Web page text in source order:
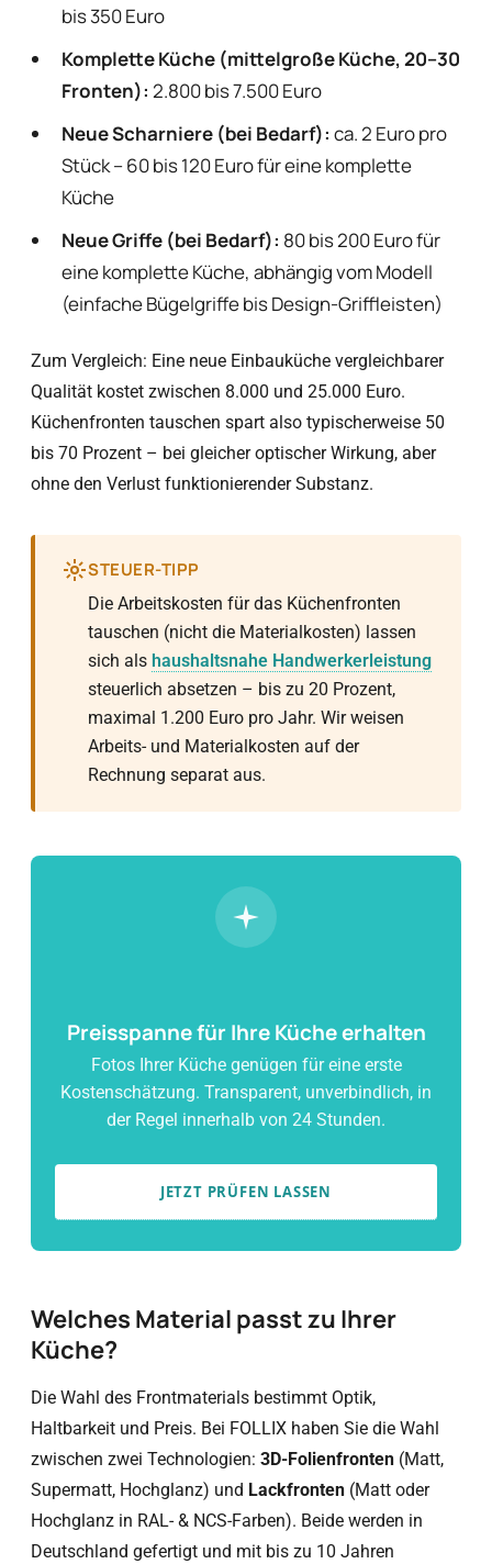
bis 350 Euro
Komplette Küche (mittelgroße Küche, 20–30
Fronten): 2.800 bis 7.500 Euro
Neue Scharniere (bei Bedarf): ca. 2 Euro pro
Stück – 60 bis 120 Euro für eine komplette
Küche
Neue Griffe (bei Bedarf): 80 bis 200 Euro für
eine komplette Küche, abhängig vom Modell
(einfache Bügelgriffe bis Design-Griffleisten)
Zum Vergleich: Eine neue Einbauküche vergleichbarer
Qualität kostet zwischen 8.000 und 25.000 Euro.
Küchenfronten tauschen spart also typischerweise 50
bis 70 Prozent – bei gleicher optischer Wirkung, aber
ohne den Verlust funktionierender Substanz.
STEUER-TIPP
Die Arbeitskosten für das Küchenfronten
tauschen (nicht die Materialkosten) lassen
sich als haushaltsnahe Handwerkerleistung
steuerlich absetzen – bis zu 20 Prozent,
maximal 1.200 Euro pro Jahr. Wir weisen
Arbeits- und Materialkosten auf der
Rechnung separat aus.
Preisspanne für Ihre Küche erhalten
Fotos Ihrer Küche genügen für eine erste
Kostenschätzung. Transparent, unverbindlich, in
der Regel innerhalb von 24 Stunden.
JETZT PRÜFEN LASSEN
Welches Material passt zu Ihrer
Küche?
Die Wahl des Frontmaterials bestimmt Optik,
Haltbarkeit und Preis. Bei FOLLIX haben Sie die Wahl
zwischen zwei Technologien: 3D-Folienfronten (Matt,
Supermatt, Hochglanz) und Lackfronten (Matt oder
Hochglanz in RAL- & NCS-Farben). Beide werden in
Deutschland gefertigt und mit bis zu 10 Jahren